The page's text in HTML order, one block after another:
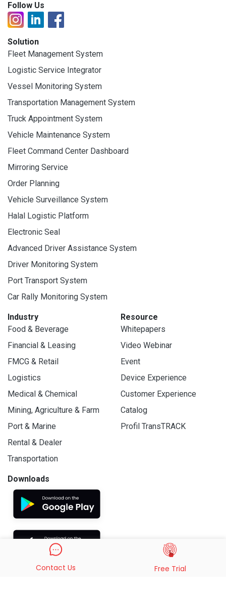
Follow Us
Solution
Fleet Management System
Logistic Service Integrator
Vessel Monitoring System
Transportation Management System
Truck Appointment System
Vehicle Maintenance System
Fleet Command Center Dashboard
Mirroring Service
Order Planning
Vehicle Surveillance System
Halal Logistic Platform
Electronic Seal
Advanced Driver Assistance System
Driver Monitoring System
Port Transport System
Car Rally Monitoring System
Industry
Food & Beverage
Financial & Leasing
FMCG & Retail
Logistics
Medical & Chemical
Mining, Agriculture & Farm
Port & Marine
Rental & Dealer
Transportation
Resource
Whitepapers
Video Webinar
Event
Device Experience
Customer Experience
Catalog
Profil TransTRACK
Downloads
Contact Us Free Trial